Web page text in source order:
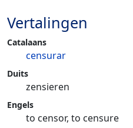
Vertalingen
Catalaans
censurar
Duits
zensieren
Engels
to censor, to censure